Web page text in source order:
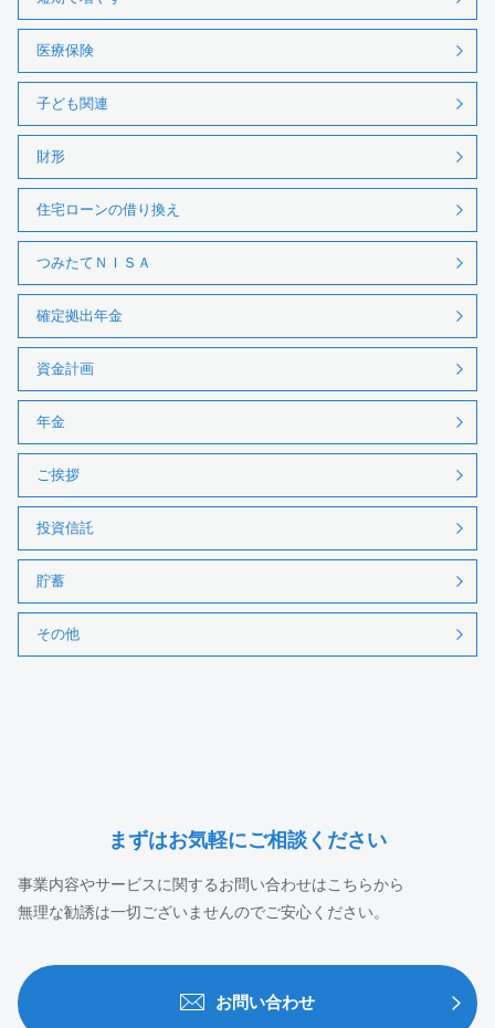
医療保険
子ども関連
財形
住宅ローンの借り換え
つみたてＮＩＳＡ
確定拠出年金
資金計画
年金
ご挨拶
投資信託
貯蓄
その他
まずはお気軽にご相談ください
事業内容やサービスに関するお問い合わせはこちらから
無理な勧誘は一切ございませんのでご安心ください。
お問い合わせ